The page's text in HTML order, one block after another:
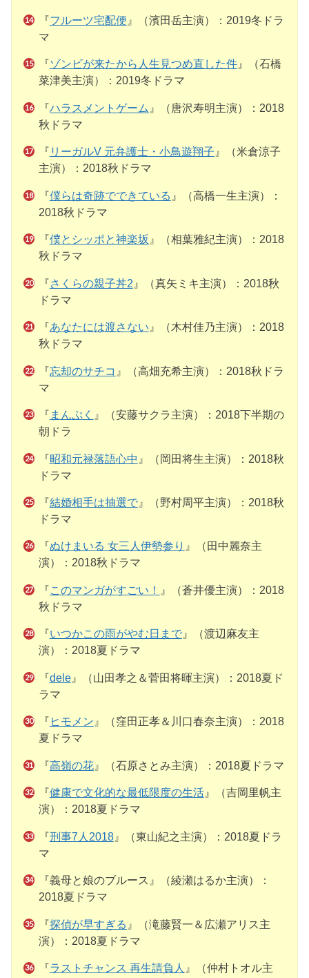
『フルーツ宅配便 』（濱田岳主演）：2019冬ドラ
マ
『ゾンビが来たから人生見つめ直した件』（石橋
菜津美主演）：2019冬ドラマ
『ハラスメントゲーム 』（唐沢寿明主演）：2018
秋ドラマ
『 リーガルV 元弁護士・小鳥遊翔子 』（米倉涼子
主演）：2018秋ドラマ
『僕らは奇跡でできている 』（高橋一生主演）：
2018秋ドラマ
『僕とシッポと神楽坂 』（相葉雅紀主演）：2018
秋ドラマ
『さくらの親子丼2 』（真矢ミキ主演）：2018秋
ドラマ
『あなたには渡さない 』（木村佳乃主演）：2018
秋ドラマ
『忘却のサチコ 』（高畑充希主演）：2018秋ドラ
マ
『 まんぷく 』（安藤サクラ主演）：2018下半期の
朝ドラ
『昭和元禄落語心中 』（岡田将生主演）：2018秋
ドラマ
『結婚相手は抽選で』（野村周平主演）：2018秋
ドラマ
『 ぬけまいる 女三人伊勢参り 』（田中麗奈主
演）：2018秋ドラマ
『このマンガがすごい！
』（蒼井優主演）：2018
秋ドラマ
『いつかこの雨がやむ日まで』（渡辺麻友主
演）：2018夏ドラマ
『dele』（山田孝之＆菅田将暉主演）：2018夏ド
ラマ
『 ヒモメン』（窪田正孝＆川口春奈主演）：2018
夏ドラマ
『高嶺の花』（石原さとみ主演）：2018夏ドラマ
『健康で文化的な最低限度の生活』（吉岡里帆主
演）：2018夏ドラマ
『刑事7人2018』（東山紀之主演）：2018夏ドラ
マ
『義母と娘のブルース』（綾瀬はるか主演）：
2018夏ドラマ
『探偵が早すぎる 』（滝藤賢一＆広瀬アリス主
演）：2018夏ドラマ
『ラストチャンス 再生請負人 』（仲村トオル主